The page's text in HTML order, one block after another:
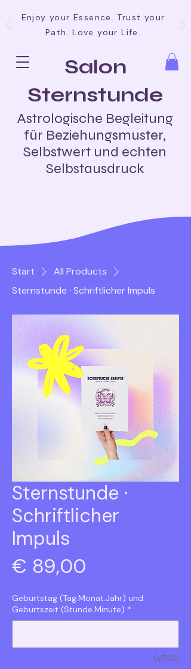
Enjoy your Essence. Trust your
Path. Love your Life.
Salon
Sternstunde
Astrologische Begleitung
für Beziehungsmuster,
Selbstwert und echten
Selbstausdruck
Start
All Products
Sternstunde · Schriftlicher Impuls
Sternstunde ·
Schriftlicher
Impuls
€ 89,00
Geburtstag (Tag.Monat.Jahr) und
Geburtszeit (Stunde.Minute) *
0/500